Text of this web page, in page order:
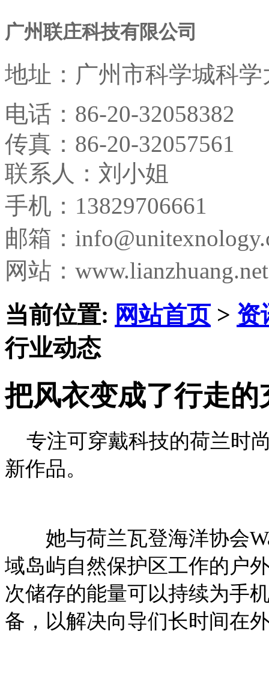
广州联庄科技有限公司
地址： 广州市科学城科
电话： 86-20-32058382
传真： 86-20-32057561
联系人：刘小姐
手机：13829706661
邮箱：
网站：www.lianzhuang.net
当前位置: 网站首页> 资
行业动态
把风衣变成了行走的
专注可穿戴科技的荷兰时尚
新作品。
她与荷兰瓦登海洋协会
域岛屿自然保护区工作的户
次储存的能量可以持续为手
备，以解决向导们长时间在